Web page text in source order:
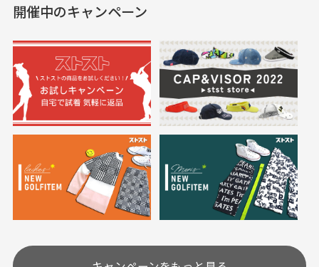
満足です。
30代女性
高価なブルゾンがお
高価なブルゾンがお安く
30代女性
いつも素敵な商品を
す
美品です。いつも素敵な
送料はいくらかかりますか？
何点ご購入頂いた場合も全国一律で800円とさせて頂
いております。(1配送先につき)
また5,000円(税込)以上お買い物をして頂けた場合は送
料無料となります。
※必ず１つのショッピングカートに複数商品を入れて
ご注文下さいませ。
定休日はありますか？
土.日.祝日は定休日となっております。
実寸サイズについて
一点一点手作業で計測しておりますので、若干の誤
差が生じる場合がございます。
においについて
ユーズド商品の特性故、メンテンスを行っておりま
すが、におい（煙草、香水、お香、古着特有の香
り、柔軟剤等)が付着している場合がございます。
開催中のキャンペーン